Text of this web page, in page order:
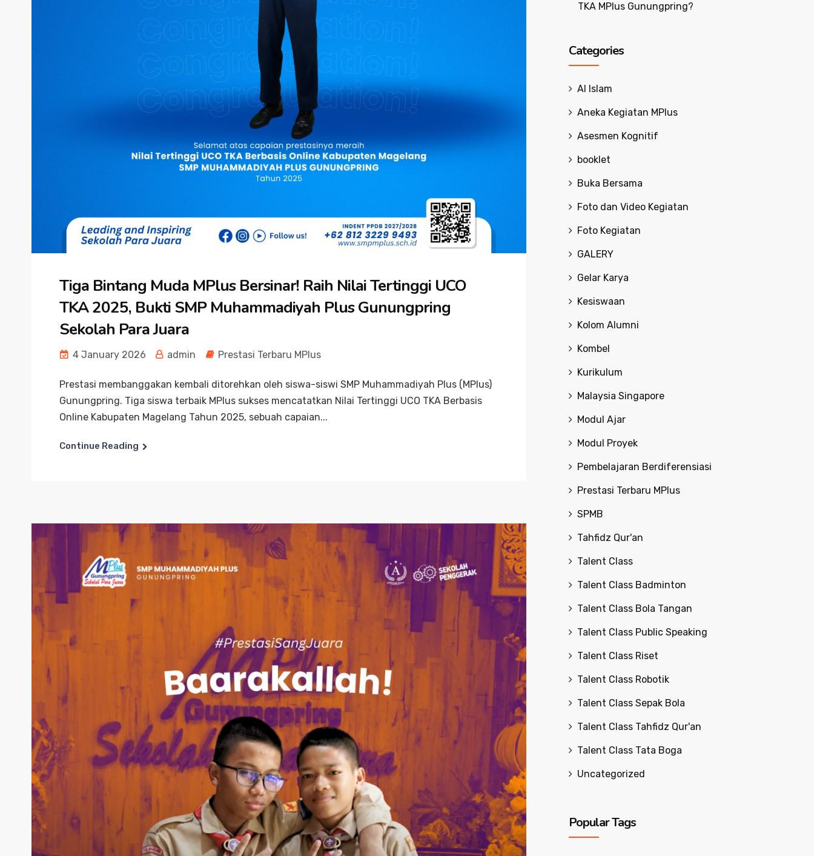
Tiga Bintang Muda MPlus Bersinar! Raih Nilai Tertinggi UCO
TKA 2025, Bukti SMP Muhammadiyah Plus Gunungpring
Sekolah Para Juara
4 January 2026 admin Prestasi Terbaru MPlus
Prestasi membanggakan kembali ditorehkan oleh siswa-siswi SMP Muhammadiyah Plus (MPlus)
Gunungpring. Tiga siswa terbaik MPlus sukses mencatatkan Nilai Tertinggi UCO TKA Berbasis
Online Kabupaten Magelang Tahun 2025, sebuah capaian...
Continue Reading
TKA MPlus Gunungpring?
Categories
Al Islam
Aneka Kegiatan MPlus
Asesmen Kognitif
booklet
Buka Bersama
Foto dan Video Kegiatan
Foto Kegiatan
GALERY
Gelar Karya
Kesiswaan
Kolom Alumni
Kombel
Kurikulum
Malaysia Singapore
Modul Ajar
Modul Proyek
Pembelajaran Berdiferensiasi
Prestasi Terbaru MPlus
SPMB
Tahfidz Qur'an
Talent Class
Talent Class Badminton
Talent Class Bola Tangan
Talent Class Public Speaking
Talent Class Riset
Talent Class Robotik
Talent Class Sepak Bola
Talent Class Tahfidz Qur'an
Talent Class Tata Boga
Uncategorized
Popular Tags